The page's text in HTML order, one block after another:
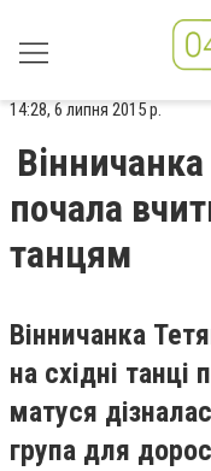
14:28, 6 липня 2015 р.
почала
танцям
Вінничанка
на східні танці
матуся
група для